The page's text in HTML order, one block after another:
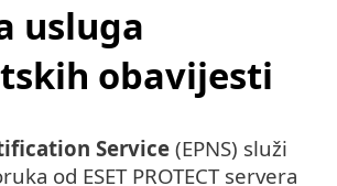
usluga
obavijesti
Service (EPNS) služi
od ESET PROTECT servera